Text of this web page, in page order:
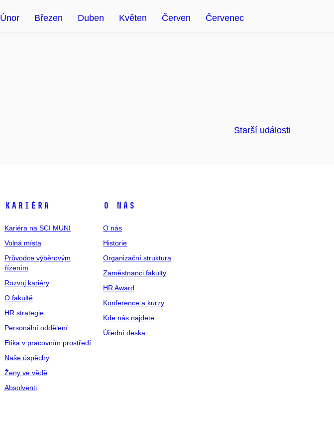
Únor Březen Duben Květen Červen Červenec
Starší události
Kariéra
Kariéra na SCI MUNI
Volná místa
Průvodce výběrovým
řízením
Rozvoj kariéry
O fakultě
HR strategie
Personální oddělení
Etika v pracovním prostředí
Naše úspěchy
Ženy ve vědě
Absolventi
O nás
O nás
Historie
Organizační struktura
Zaměstnanci fakulty
HR Award
Konference a kurzy
Kde nás najdete
Úřední deska